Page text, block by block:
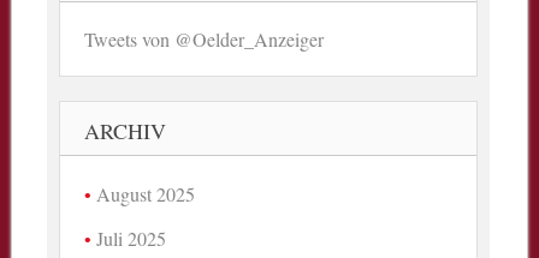
Tweets von @Oelder_Anzeiger
ARCHIV
August 2025
Juli 2025